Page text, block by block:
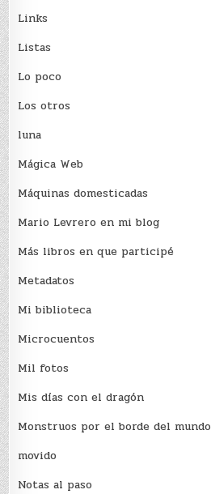
Links
Listas
Lo poco
Los otros
luna
Mágica Web
Máquinas domesticadas
Mario Levrero en mi blog
Más libros en que participé
Metadatos
Mi biblioteca
Microcuentos
Mil fotos
Mis días con el dragón
Monstruos por el borde del mundo
movido
Notas al paso